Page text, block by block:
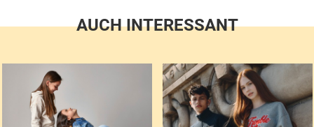
AUCH INTERESSANT